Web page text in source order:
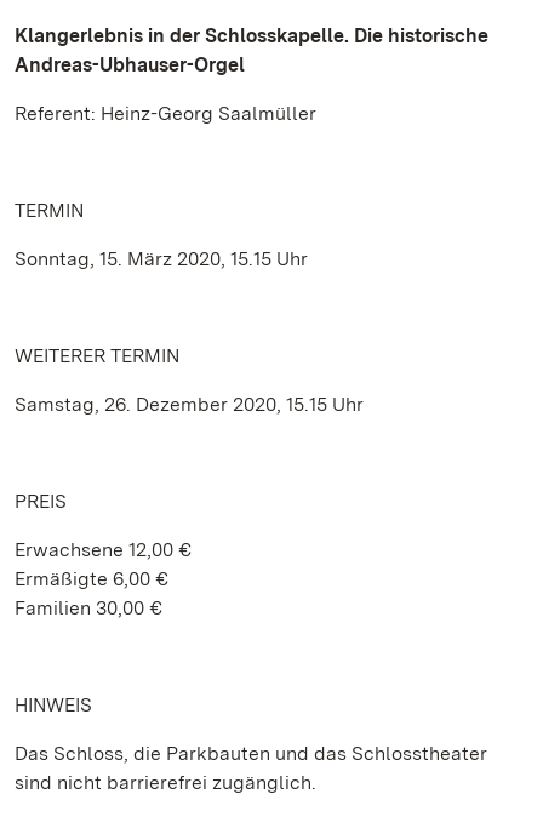
Klangerlebnis in der Schlosskapelle. Die historische
Andreas-Ubhauser-Orgel
Referent: Heinz-Georg Saalmüller
TERMIN
Sonntag, 15. März 2020, 15.15 Uhr
WEITERER TERMIN
Samstag, 26. Dezember 2020, 15.15 Uhr
PREIS
Erwachsene 12,00 €
Ermäßigte 6,00 €
Familien 30,00 €
HINWEIS
Das Schloss, die Parkbauten und das Schlosstheater
sind nicht barrierefrei zugänglich.